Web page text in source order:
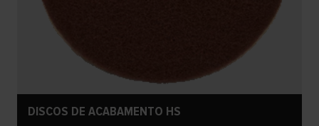
DISCOS DE ACABAMENTO HS